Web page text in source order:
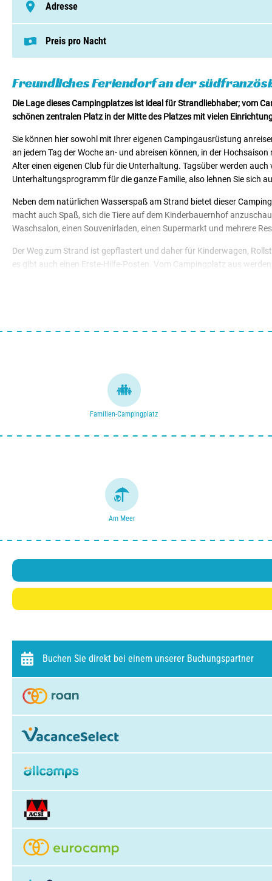
Freundliches Feriendorf an der
Die Lage dieses Campingplatzes ist ideal für Strandliebhaber; vom
schönen zentralen Platz in der Mitte des Platzes mit vielen
Sie können hier sowohl mit Ihrer eigenen Campingausrüstung
an jedem Tag der Woche an- und abreisen können, in der
Alter einen eigenen Club für die Unterhaltung. Tagsüber werden
Unterhaltungsprogramm für die ganze Familie, also lehnen Sie sich
Neben dem natürlichen Wasserspaß am Strand bietet dieser
macht auch Spaß, sich die Tiere auf dem Kinderbauernhof
Waschsalon, einen Souvenirladen, einen Supermarkt und mehrere
Der Weg zum Strand ist gepflastert und daher für Kinderwagen,
es gibt auch einen Erste-Hilfe-Posten. Vom Campingplatz aus
Familien-Campingplatz
Am Meer
Buchen Sie direkt bei einem unserer Buchungspartner
Adresse
Côte-Ouest , 34450, Vias-Plage
Preis pro Nacht
Pitches von € 37,50